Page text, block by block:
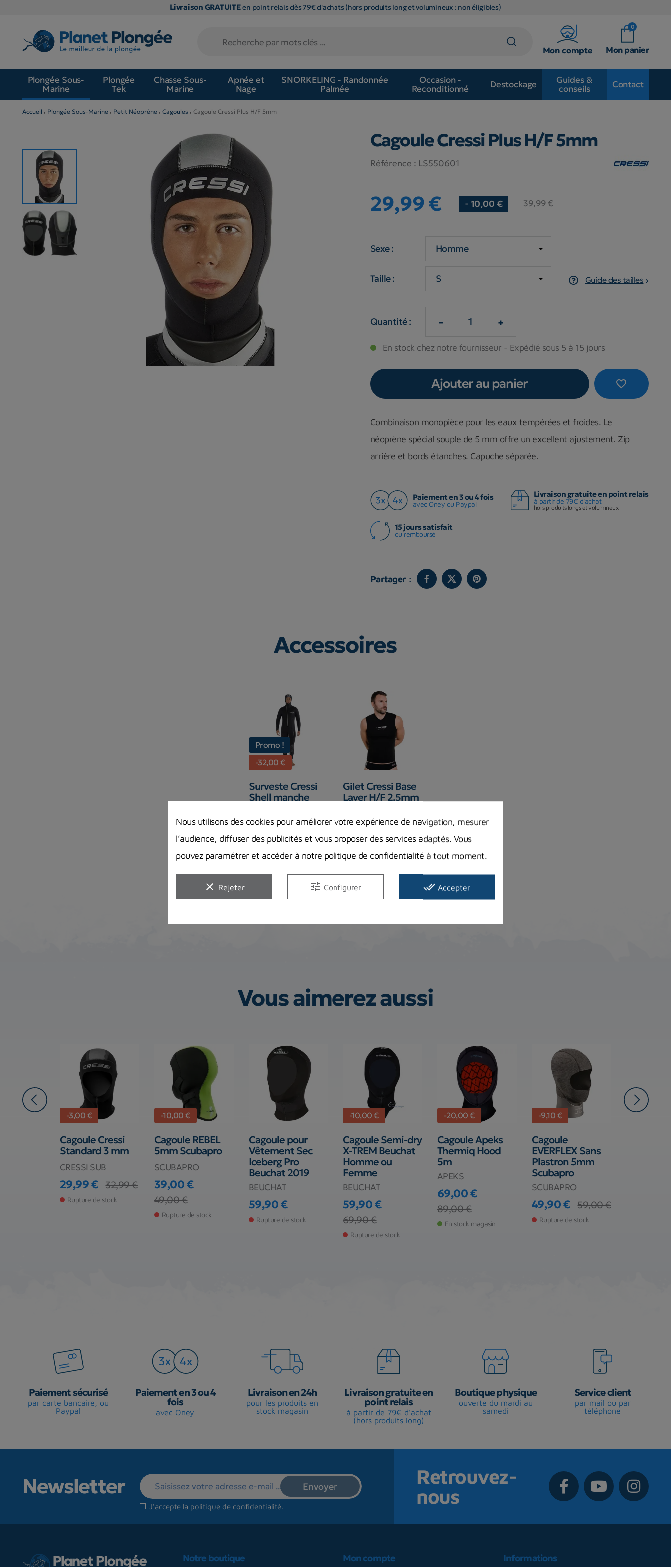
Livraison GRATUITEen point relais dès 79€ d'achats (hors produits long et volumineux : non éligibles)
Mon compte
0
Mon panier
Plongée Sous-
Marine
Plongée
Tek
Chasse Sous-
Marine
Apnée et
Nage
SNORKELING - Randonnée
Palmée
Occasion -
Reconditionné
Destockage
Guides &
conseils
Contact
Accueil Plongée Sous-Marine Petit Néoprène Cagoules Cagoule Cressi Plus H/F 5mm
Cagoule Cressi Plus H/F 5mm
Référence : LS550601
29,99 € - 10,00 € 39,99 €
Sexe :
Taille : Guide des tailles
Quantité : - +
En stock chez notre fournisseur - Expédié sous 5 à 15 jours
favorite_border
Ajouter au panier
Combinaison monopièce pour les eaux tempérées et froides. Le
néoprène spécial souple de 5 mm offre un excellent ajustement. Zip
arrière et bords étanches. Capuche séparée.
Paiement en 3 ou 4 fois
avec Oney ou Paypal
Livraison gratuite en point relais
à partir de 79€ d'achat
hors produits longs et volumineux
15 jours satisfait
ou remboursé
Partager :
Accessoires
Promo !
-32,00 €
Surveste Cressi
Shell manche
CRESSI SUB
Prix
128,00 €
Prix de base
160,00 €
Gilet Cressi Base
Layer H/F 2.5mm
Prix
69,99 €
Vous aimerez aussi
-3,00 €
Cagoule Cressi
Standard 3 mm
CRESSI SUB
Prix
29,99 €
Prix de base
32,99 €
Rupture de stock
-10,00 €
Cagoule REBEL
5mm Scubapro
SCUBAPRO
Prix
39,00 €
Prix de base
49,00 €
Rupture de stock
Cagoule pour
Vêtement Sec
Iceberg Pro
Beuchat 2019
BEUCHAT
Prix
59,90 €
Rupture de stock
-10,00 €
Cagoule Semi-dry
X-TREM Beuchat
Homme ou
Femme
BEUCHAT
Prix
59,90 €
Prix de base
69,90 €
Rupture de stock
-20,00 €
Cagoule Apeks
Thermiq Hood
5m
APEKS
Prix
69,00 €
Prix de base
89,00 €
En stock magasin
-9,10 €
Cagoule
EVERFLEX Sans
Plastron 5mm
Scubapro
SCUBAPRO
Prix
49,90 €
Prix de base
59,00 €
Rupture de stock
-6,00 €
Paiement sécurisé
par carte bancaire, ou
Paypal
Paiement en 3 ou 4
fois
avec Oney
Livraison en 24h
pour les produits en
stock magasin
Livraison gratuite en
point relais
à partir de 79€ d'achat
(hors produits long)
Boutique physique
ouverte du mardi au
samedi
Service client
par mail ou par
téléphone
Newsletter
J'accepte la politique de confidentialité.
Retrouvez-
nous
Notre boutique Mon compte Informations
Nous utilisons des cookies pour améliorer votre expérience de navigation, mesurer
l’audience, diffuser des publicités et vous proposer des services adaptés. Vous
pouvez paramétrer et accéder à notre politique de confidentialité à tout moment.
clear Rejeter tune Configurer done_all Accepter